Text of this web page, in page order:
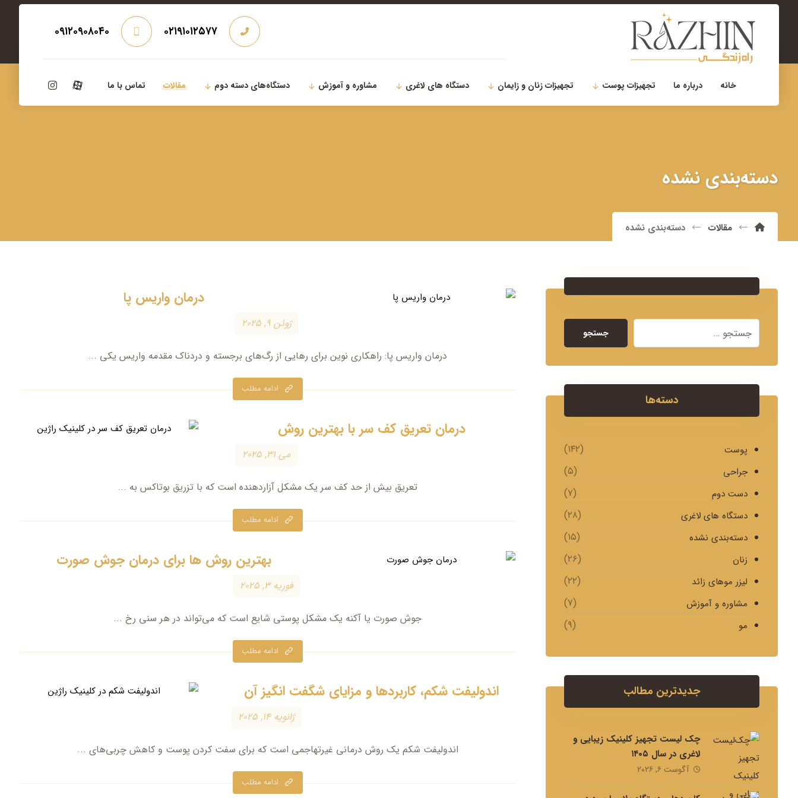
۰۲۱-۲۲۹۰۰۷۵۶
۰۹۱۲۰۹۰۸۰۴۰ ۰۲۱۹۱۰۱۲۵۷۷
خانه درباره ما تجهیزات پوست تجهیزات زنان و زایمان دستگاه های لاغری مشاوره و آموزش دستگاه‌های دسته دوم مقالات تماس با ما
دسته‌بندی نشده
مقالات دسته‌بندی نشده
درمان واریس پا
ژوئن ۹, ۲۰۲۵
درمان واریس پا: راهکاری نوین برای رهایی از رگ‌های برجسته و دردناک مقدمه واریس یکی ...
ادامه مطلب
درمان تعریق کف سر با بهترین روش
می ۳۱, ۲۰۲۵
تعریق بیش از حد کف سر یک مشکل آزاردهنده است که با تزریق بوتاکس به ...
ادامه مطلب
بهترین روش ها برای درمان جوش صورت
فوریه ۳, ۲۰۲۵
جوش صورت یا آکنه یک مشکل پوستی شایع است که می‌تواند در هر سنی رخ ...
ادامه مطلب
اندولیفت شکم، کاربردها و مزایای شگفت انگیز آن
ژانویه ۱۴, ۲۰۲۵
اندولیفت شکم یک روش درمانی غیرتهاجمی است که برای سفت کردن پوست و کاهش چربی‌های ...
ادامه مطلب
جستجو
دسته‌ها
پوست (۱۴۲)
جراحی (۵)
دست دوم (۷)
دستگاه های لاغری (۲۸)
دسته‌بندی نشده (۱۵)
زنان (۲۶)
لیزر موهای زائد (۲۲)
مشاوره و آموزش (۷)
مو (۹)
جدیدترین مطالب
چک لیست تجهیز کلینیک زیبایی و
لاغری در سال ۱۴۰۵
آگوست ۶, ۲۰۲۶